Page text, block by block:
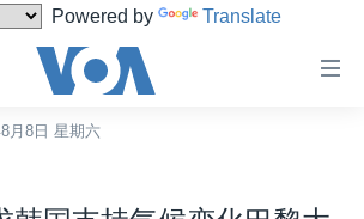
Powered by Translate
月8日 星期六